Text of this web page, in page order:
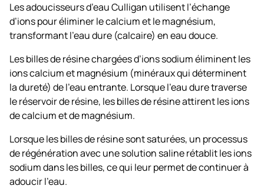
Les adoucisseurs d’eau Culligan utilisent l’échange
d’ions pour éliminer le calcium et le magnésium,
transformant l’eau dure (calcaire) en eau douce.
Les billes de résine chargées d’ions sodium éliminent les
ions calcium et magnésium (minéraux qui déterminent
la dureté) de l’eau entrante. Lorsque l’eau dure traverse
le réservoir de résine, les billes de résine attirent les ions
de calcium et de magnésium.
Lorsque les billes de résine sont saturées, un processus
de régénération avec une solution saline rétablit les ions
sodium dans les billes, ce qui leur permet de continuer à
adoucir l’eau.